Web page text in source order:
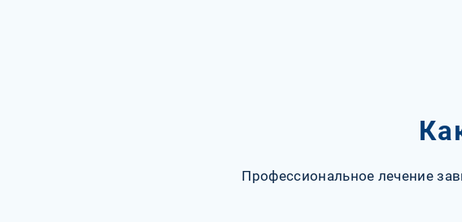
Профессиональное лечение